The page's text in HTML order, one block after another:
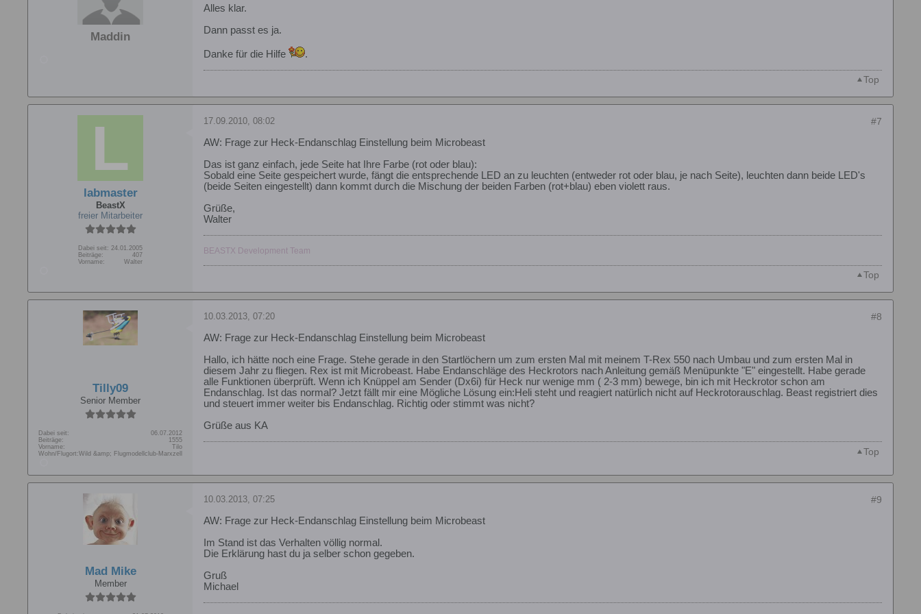
Maddin
Alles klar.
Dann passt es ja.
Danke für die Hilfe .
Top
labmaster
BeastX
freier Mitarbeiter
Dabei seit: 24.01.2005
Beiträge:
407
Vorname:
Walter
#7
17.09.2010, 08:02
AW: Frage zur Heck-Endanschlag Einstellung beim Microbeast
Das ist ganz einfach, jede Seite hat Ihre Farbe (rot oder blau):
Sobald eine Seite gespeichert wurde, fängt die entsprechende LED an zu leuchten (entweder rot oder blau, je nach Seite), leuchten dann beide LED's
(beide Seiten eingestellt) dann kommt durch die Mischung der beiden Farben (rot+blau) eben violett raus.
Grüße,
Walter
BEASTX Development Team
Top
Tilly09
Senior Member
Dabei seit:
06.07.2012
Beiträge:
1555
Vorname:
Tilo
Wohn/Flugort:Wild &amp; Flugmodellclub-Marxzell
#8
10.03.2013, 07:20
AW: Frage zur Heck-Endanschlag Einstellung beim Microbeast
Hallo, ich hätte noch eine Frage. Stehe gerade in den Startlöchern um zum ersten Mal mit meinem T-Rex 550 nach Umbau und zum ersten Mal in
diesem Jahr zu fliegen. Rex ist mit Microbeast. Habe Endanschläge des Heckrotors nach Anleitung gemäß Menüpunkte "E" eingestellt. Habe gerade
alle Funktionen überprüft. Wenn ich Knüppel am Sender (Dx6i) für Heck nur wenige mm ( 2-3 mm) bewege, bin ich mit Heckrotor schon am
Endanschlag. Ist das normal? Jetzt fällt mir eine Mögliche Lösung ein:Heli steht und reagiert natürlich nicht auf Heckrotorauschlag. Beast registriert dies
und steuert immer weiter bis Endanschlag. Richtig oder stimmt was nicht?
Grüße aus KA
Top
Mad Mike
Member
#9
10.03.2013, 07:25
AW: Frage zur Heck-Endanschlag Einstellung beim Microbeast
Im Stand ist das Verhalten völlig normal.
Die Erklärung hast du ja selber schon gegeben.
Gruß
Michael